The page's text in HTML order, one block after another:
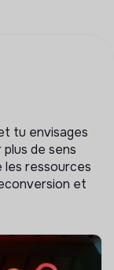
tu envisages
de sens
les ressources
et